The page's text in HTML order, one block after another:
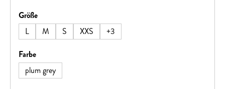
fantastischen Option für alle Zweirad-Offroader!Hinweis:
Fahrradspezifikationen können ohne vorherige Ankündigung
geändert werden.
Größeauswählen
L
M S XXS +3
Farbeauswählen
plum grey